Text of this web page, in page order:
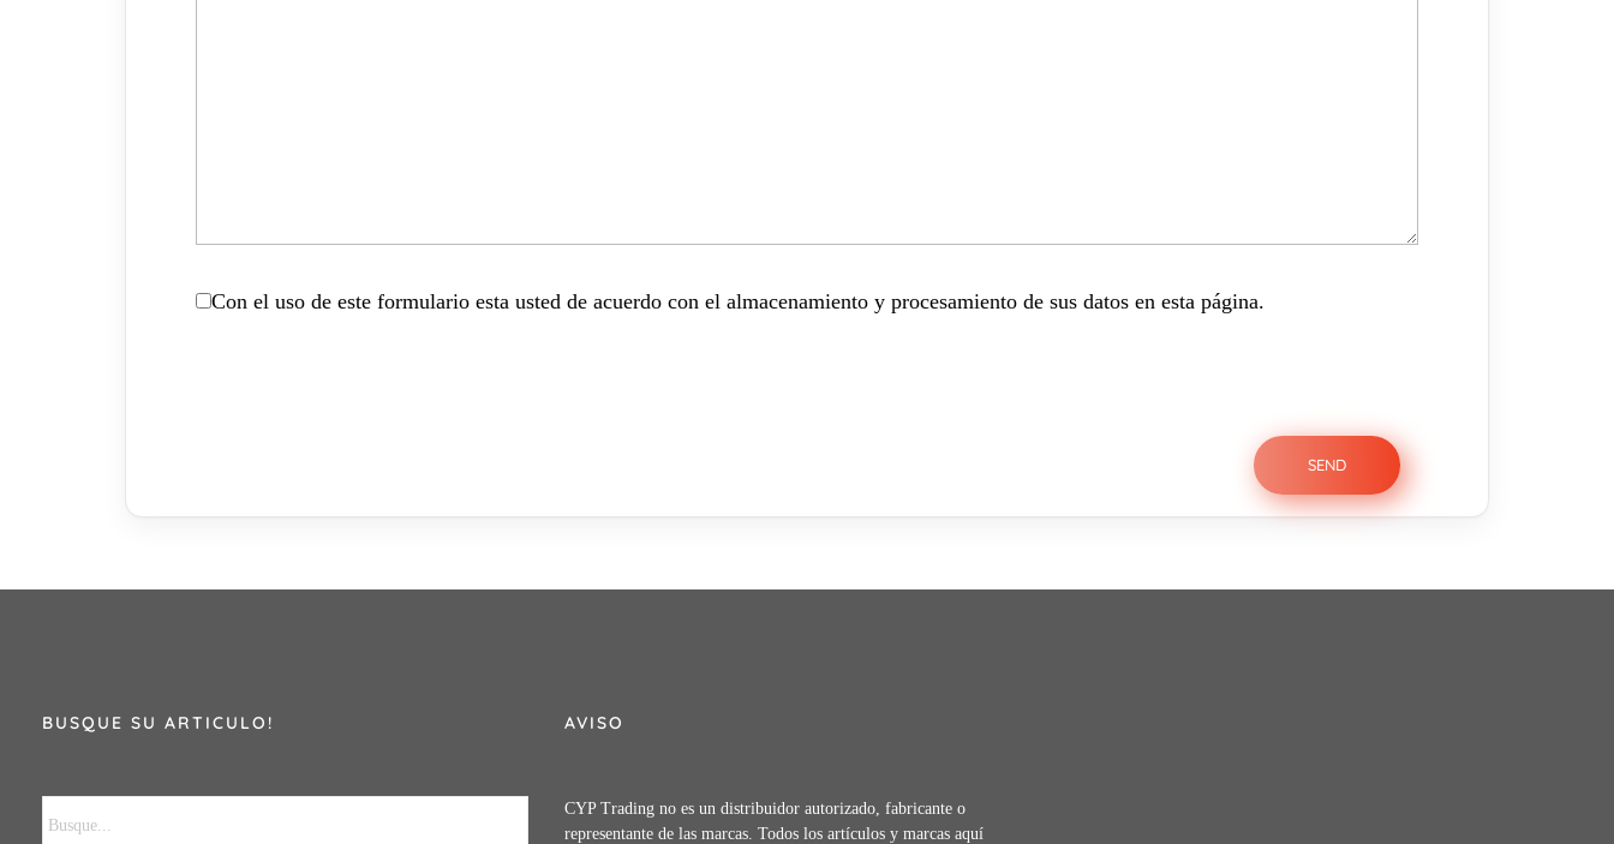
Con el uso de este formulario esta usted de acuerdo con el almacenamiento y procesamiento de sus datos en esta página.
BUSQUE SU ARTICULO! AVISO
CYP Trading no es un distribuidor autorizado, fabricante o
representante de las marcas. Todos los artículos y marcas aquí